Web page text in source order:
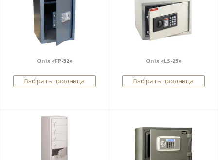
Onix «FP-52»
Выбрать продавца
Onix «LS-25»
Выбрать продавца